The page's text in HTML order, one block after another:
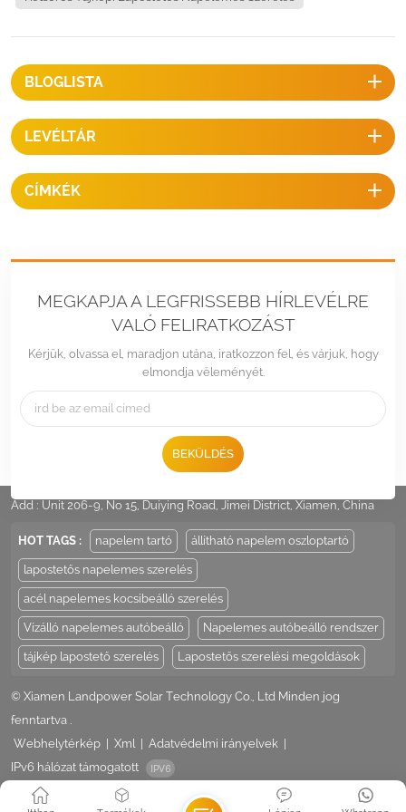
INFORMÁCIÓTelepítési oldal ：Alacsony profilú tető vagy lapos
BLOGLISTA
LEVÉLTÁR
CÍMKÉK
MEGKAPJA A LEGFRISSEBB HÍRLEVÉLRE
VALÓ FELIRATKOZÁST
Kérjük, olvassa el, maradjon utána, iratkozzon fel, és várjuk, hogy
elmondja véleményét.
BEKÜLDÉS
Add : Unit 206-9, No 15, Duiying Road, Jimei District, Xiamen, China
HOT TAGS : napelem tartó állítható napelem oszloptartó
lapostetős napelemes szerelés
acél napelemes kocsibeálló szerelés
Vízálló napelemes autóbeálló Napelemes autóbeálló rendszer
tájkép lapostető szerelés Lapostetős szerelési megoldások
© Xiamen Landpower Solar Technology Co., Ltd Minden jog
fenntartva .
Webhelytérkép
Xml Adatvédelmi irányelvek
IPv6 hálózat támogatott